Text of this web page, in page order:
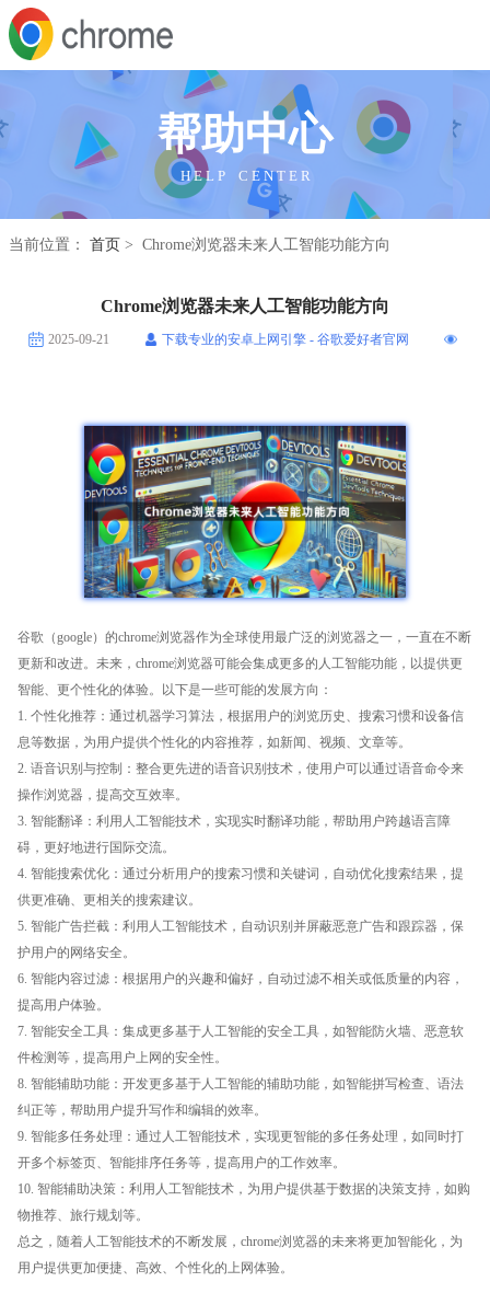
帮助中心
H E L P C E N T E R
当前位置： 首页 > Chrome浏览器未来人工智能功能方向
Chrome浏览器未来人工智能功能方向
2025-09-21 下载专业的安卓上网引擎 - 谷歌爱好者官网
谷歌（google）的chrome浏览器作为全球使用最广泛的浏览器之一，一直在不断
更新和改进。未来，chrome浏览器可能会集成更多的人工智能功能，以提供更
智能、更个性化的体验。以下是一些可能的发展方向：
1. 个性化推荐：通过机器学习算法，根据用户的浏览历史、搜索习惯和设备信
息等数据，为用户提供个性化的内容推荐，如新闻、视频、文章等。
2. 语音识别与控制：整合更先进的语音识别技术，使用户可以通过语音命令来
操作浏览器，提高交互效率。
3. 智能翻译：利用人工智能技术，实现实时翻译功能，帮助用户跨越语言障
碍，更好地进行国际交流。
4. 智能搜索优化：通过分析用户的搜索习惯和关键词，自动优化搜索结果，提
供更准确、更相关的搜索建议。
5. 智能广告拦截：利用人工智能技术，自动识别并屏蔽恶意广告和跟踪器，保
护用户的网络安全。
6. 智能内容过滤：根据用户的兴趣和偏好，自动过滤不相关或低质量的内容，
提高用户体验。
7. 智能安全工具：集成更多基于人工智能的安全工具，如智能防火墙、恶意软
件检测等，提高用户上网的安全性。
8. 智能辅助功能：开发更多基于人工智能的辅助功能，如智能拼写检查、语法
纠正等，帮助用户提升写作和编辑的效率。
9. 智能多任务处理：通过人工智能技术，实现更智能的多任务处理，如同时打
开多个标签页、智能排序任务等，提高用户的工作效率。
10. 智能辅助决策：利用人工智能技术，为用户提供基于数据的决策支持，如购
物推荐、旅行规划等。
总之，随着人工智能技术的不断发展，chrome浏览器的未来将更加智能化，为
用户提供更加便捷、高效、个性化的上网体验。